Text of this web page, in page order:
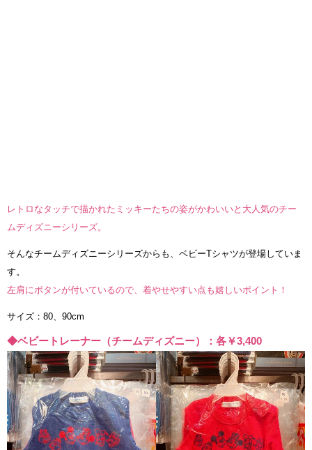
レトロなタッチで描かれたミッキーたちの姿がかわいいと大人気のチー
ムディズニーシリーズ。
そんなチームディズニーシリーズからも、ベビーTシャツが登場していま
す。
左肩にボタンが付いているので、着やせやすい点も嬉しいポイント！
サイズ：80、90cm
◆ベビートレーナー（チームディズニー）：各￥3,400